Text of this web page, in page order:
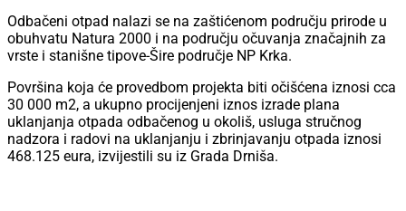
Odbačeni otpad nalazi se na zaštićenom području prirode u
obuhvatu Natura 2000 i na području očuvanja značajnih za
vrste i stanišne tipove-Šire područje NP Krka.
Površina koja će provedbom projekta biti očišćena iznosi cca
30 000 m2, a ukupno procijenjeni iznos izrade plana
uklanjanja otpada odbačenog u okoliš, usluga stručnog
nadzora i radovi na uklanjanju i zbrinjavanju otpada iznosi
468.125 eura, izvijestili su iz Grada Drniša.